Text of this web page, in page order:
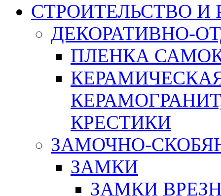
СТРОИТЕЛЬСТВО И
ДЕКОРАТИВНО-
ПЛЕНКА
КРЕСТИКИ
ЗАМОЧНО-
ЗАМКИ
ЗАМКИ